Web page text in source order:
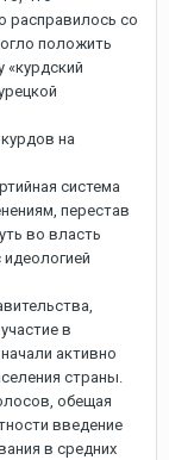
расправилось со
положить
«курдский
на
система
перестав
во власть
в
активно
страны.
обещая
введение
в средних